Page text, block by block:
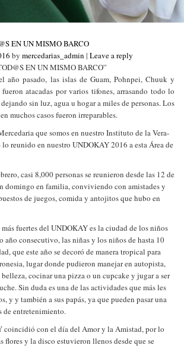
EN UN MISMO BARCO
by mercedarias_admin | Leave a reply
EN UN MISMO BARCO”
año pasado, las islas de Guam, Pohnpei, Chuuk y
atacadas por varios tifones, arrasando todo lo
sin luz, agua u hogar a miles de personas. Los
muchos casos fueron irreparables.
que somos en nuestro Instituto de la Vera-
reunido en nuestro UNDOKAY 2016 a esta Área de
casi 8,000 personas se reunieron desde las 12 de
domingo en familia, conviviendo con amistades y
de juegos, comida y antojitos que hubo en
fuertes del UNDOKAY es la ciudad de los niños
año consecutivo, las niñas y los niños de hasta 10
que este año se decoró de manera tropical para
lugar donde pudieron manejar en autopista,
belleza, cocinar una pizza o un cupcake y jugar a ser
Sin duda es una de las actividades que más les
y y también a sus papás, ya que pueden pasar una
de entretenimiento.
coincidió con el día del Amor y la Amistad, por lo
flores y la disco estuvieron llenos desde que se